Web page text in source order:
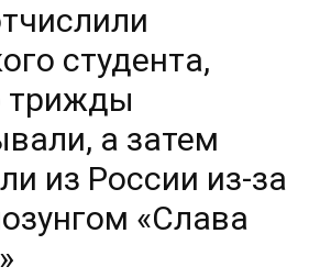
студента,
трижды
а затем
из России из-за
«Слава